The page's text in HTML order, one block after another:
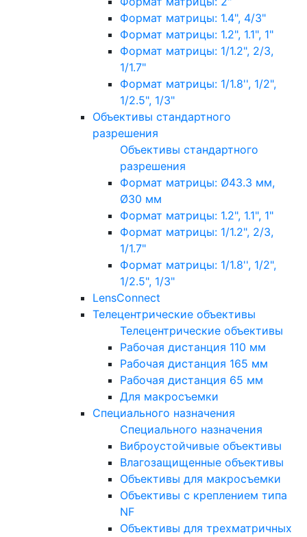
Формат матрицы: 1.4", 4/3"
Формат матрицы: 1.2", 1.1", 1"
Формат матрицы: 1/1.2", 2/3,
1/1.7"
Формат матрицы: 1/1.8'', 1/2",
1/2.5", 1/3"
Объективы стандартного
разрешения
Объективы стандартного
разрешения
Формат матрицы: Ø43.3 мм,
Ø30 мм
Формат матрицы: 1.2", 1.1", 1"
Формат матрицы: 1/1.2", 2/3,
1/1.7"
Формат матрицы: 1/1.8'', 1/2",
1/2.5", 1/3"
LensConnect
Телецентрические объективы
Телецентрические объективы
Рабочая дистанция 110 мм
Рабочая дистанция 165 мм
Рабочая дистанция 65 мм
Для макросъемки
Специального назначения
Специального назначения
Виброустойчивые объективы
Влагозащищенные объективы
Объективы для макросъемки
Объективы с креплением типа
NF
Объективы для трехматричных